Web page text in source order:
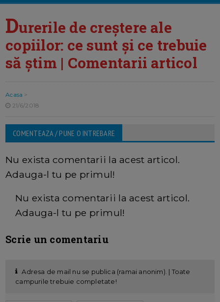
Durerile de creștere ale
copiilor: ce sunt și ce trebuie
să știm | Comentarii articol
Acasa >
21/6/2018
COMENTEAZA / PUNE O INTREBARE
Nu exista comentarii la acest articol.
Adauga-l tu pe primul!
Nu exista comentarii la acest articol.
Adauga-l tu pe primul!
Scrie un comentariu
Adresa de mail nu se publica (ramai anonim). | Toate
campurile trebuie completate!